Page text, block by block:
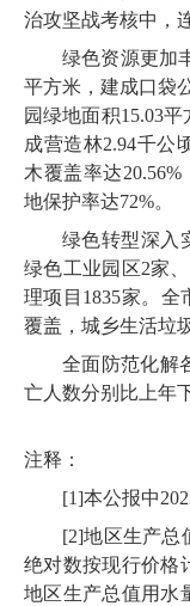
治攻坚战考核中，
绿色资源更加
平方米，建成口袋
园绿地面积15.03平
成营造林2.94千公
木覆盖率达20.56%
地保护率达72%。
绿色转型深入
绿色工业园区2家
理项目 1835家。全
覆盖，城乡生活垃
全面防范化解
亡人数分别比上年
注释：
[1]本公报中
[2]地区生产总
绝对数按现行价格
地区生产总值用水